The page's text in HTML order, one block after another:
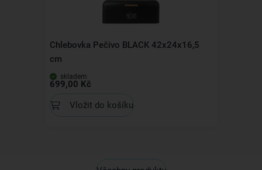
Chlebovka Pečivo BLACK 42x24x16,5
cm
skladem
699,00 Kč
Vložit do košíku